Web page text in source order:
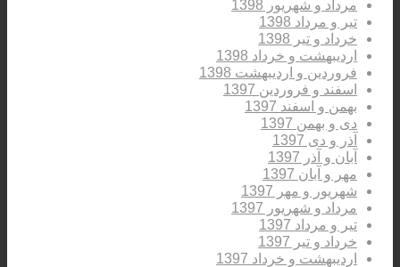
مرداد و شهریور 1398
تیر و مرداد 1398
خرداد و تیر 1398
اردیبهشت و خرداد 1398
فروردین و اردیبهشت 1398
اسفند و فروردین 1397
بهمن و اسفند 1397
دی و بهمن 1397
آذر و دی 1397
آبان و آذر 1397
مهر و آبان 1397
شهریور و مهر 1397
مرداد و شهریور 1397
تیر و مرداد 1397
خرداد و تیر 1397
اردیبهشت و خرداد 1397